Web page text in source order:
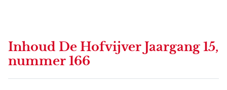
Inhoud De Hofvijver Jaargang 15,
nummer 166